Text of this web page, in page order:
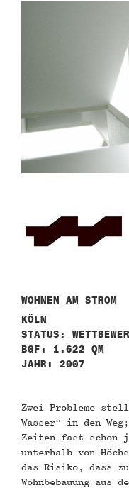
WOHNEN AM STROM
KÖLN
STATUS:
BGF: 1.622 QM
JAHR: 2007
Zwei Probleme
Wasser“ in den
Zeiten fast schon
unterhalb von
das Risiko, dass
Wohnbebauung aus